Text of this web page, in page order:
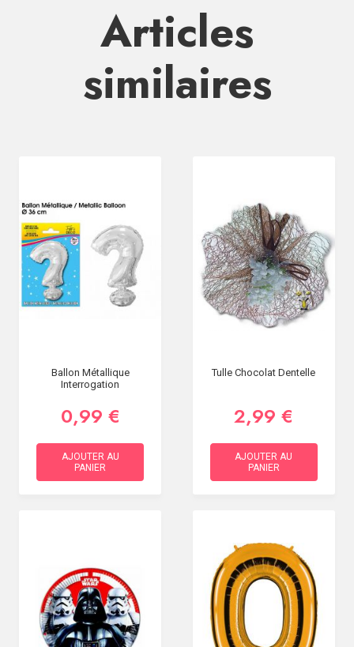
Articles
similaires
Ballon Métallique
Interrogation
0,99 €
AJOUTER AU
PANIER
Tulle Chocolat Dentelle
2,99 €
AJOUTER AU
PANIER